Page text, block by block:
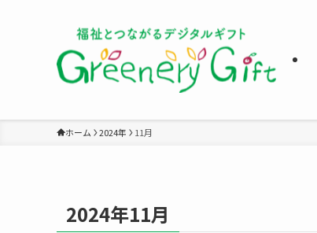
ホーム 2024年 11月
2024年11月